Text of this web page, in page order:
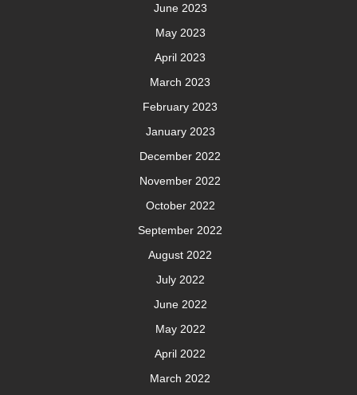
June 2023
May 2023
April 2023
March 2023
February 2023
January 2023
December 2022
November 2022
October 2022
September 2022
August 2022
July 2022
June 2022
May 2022
April 2022
March 2022